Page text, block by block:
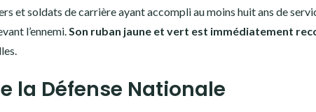
et soldats de carrière ayant accompli au moins huit ans de
l’ennemi.Son ruban jaune et vert est immédiatement
la Défense Nationale